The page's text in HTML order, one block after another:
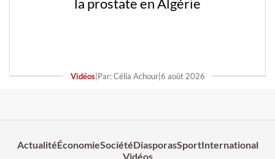
la prostate en Algérie
Vidéos| Par: Célia Achour| 6 août 2026
ActualitéÉconomieSociétéDiasporasSportInternational
Vidéos